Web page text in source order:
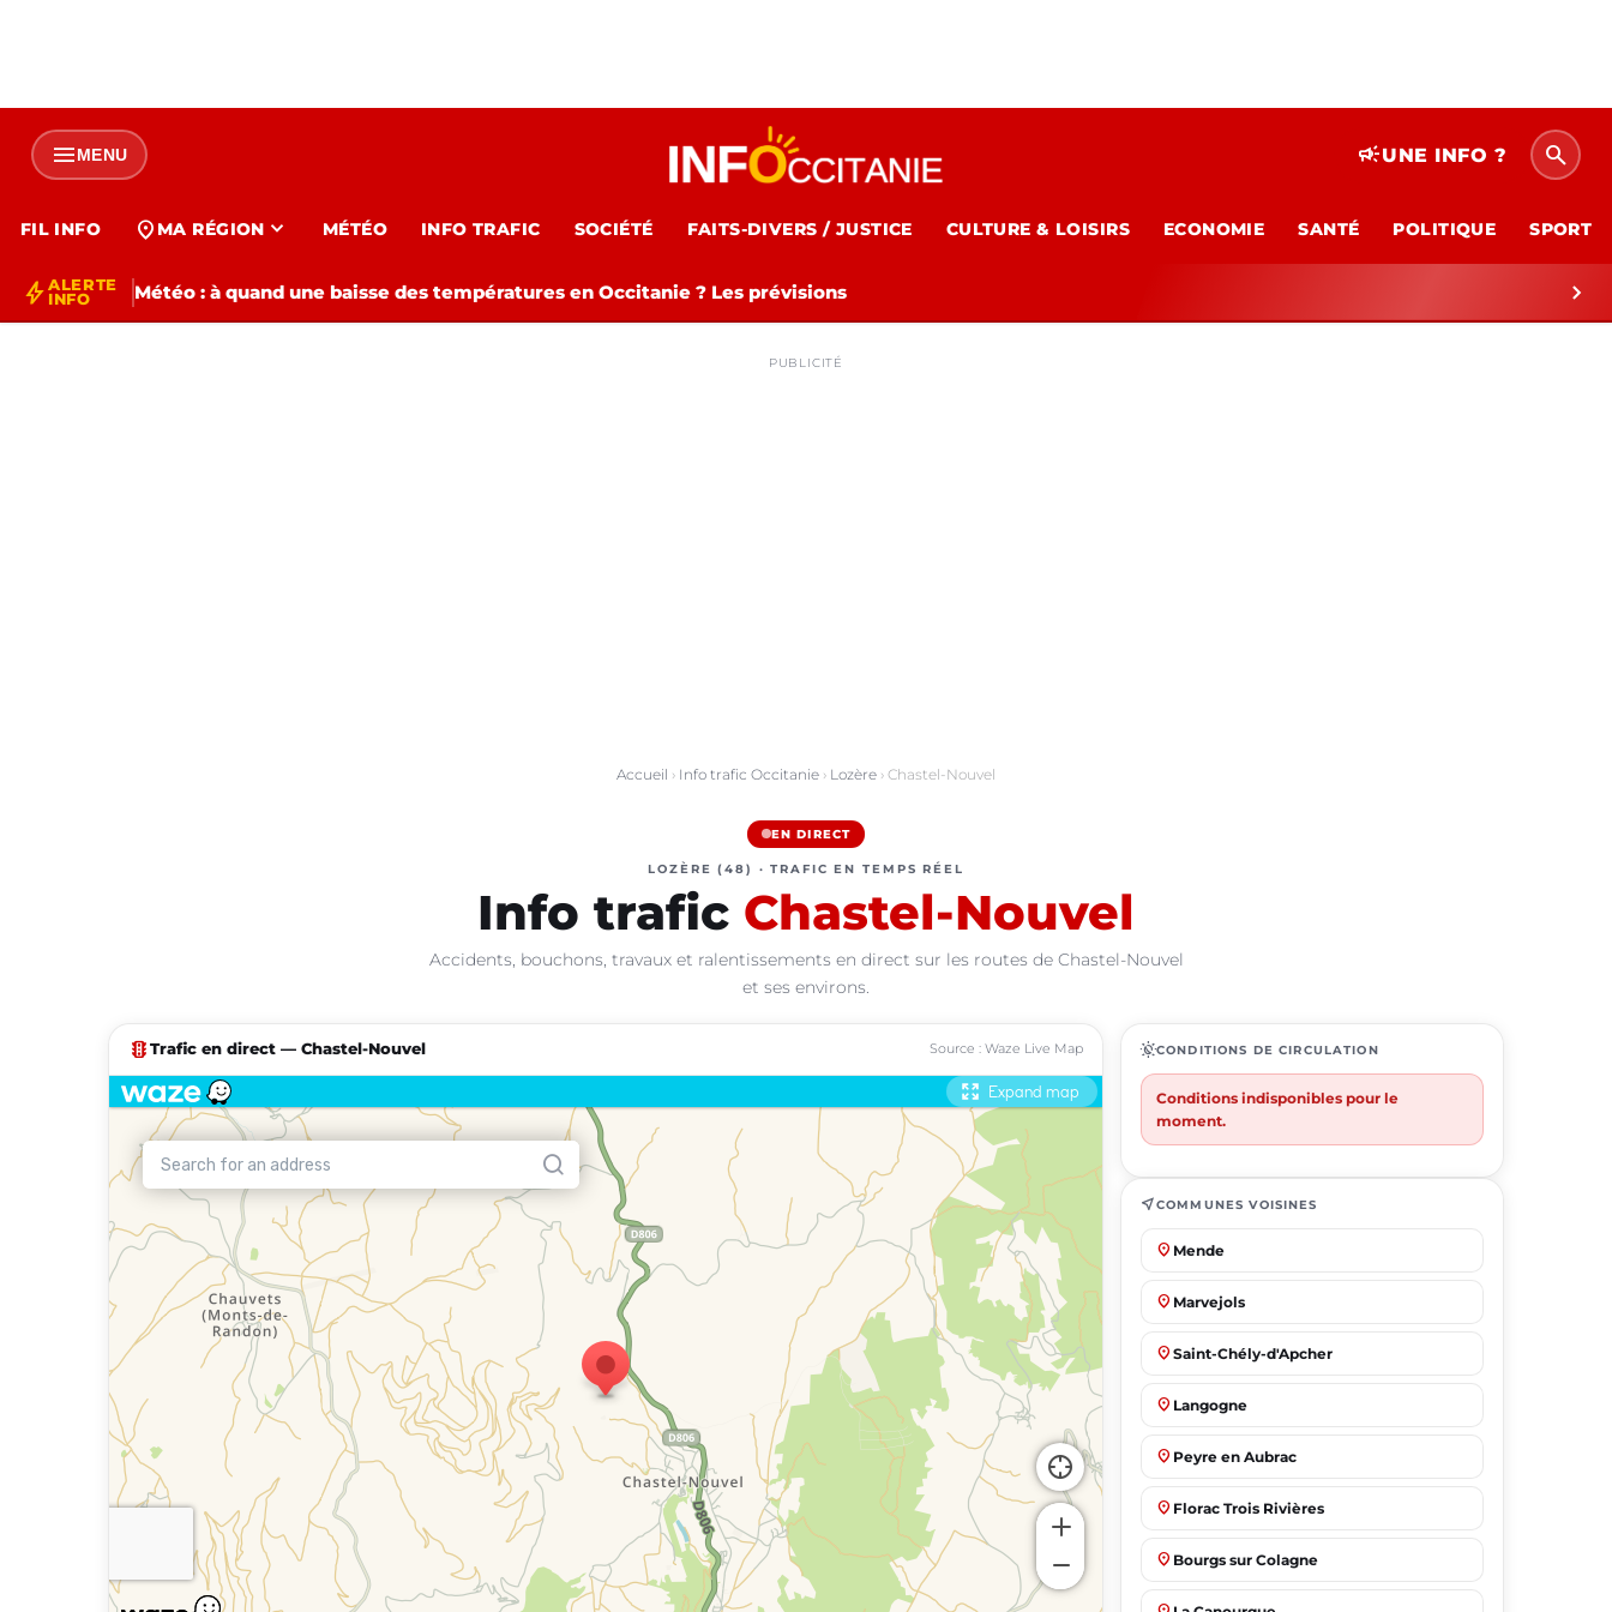
menuMENU campaignUNE INFO ? search
FIL INFO location_on MA RÉGION expand_more MÉTÉO INFO TRAFIC SOCIÉTÉ FAITS-DIVERS / JUSTICE CULTURE & LOISIRS ECONOMIE SANTÉ POLITIQUE SPORT
bolt ALERTE
INFO
Météo : à quand une baisse des températures en Occitanie ? Les prévisions chevron_right
PUBLICITÉ
Accueil › Info trafic Occitanie › Lozère › Chastel-Nouvel
EN DIRECT
LOZÈRE (48) · TRAFIC EN TEMPS RÉEL
Info trafic Chastel-Nouvel
Accidents, bouchons, travaux et ralentissements en direct sur les routes de Chastel-Nouvel
et ses environs.
traffic Trafic en direct — Chastel-Nouvel Source : Waze Live Map routineCONDITIONS DE CIRCULATION
Conditions indisponibles pour le
moment.
near_meCOMMUNES VOISINES
place Mende
place Marvejols
place Saint-Chély-d'Apcher
place Langogne
place Peyre en Aubrac
place Florac Trois Rivières
place Bourgs sur Colagne